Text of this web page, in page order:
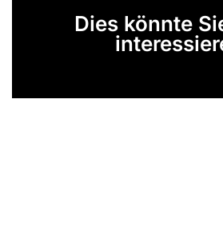
Dies könnte